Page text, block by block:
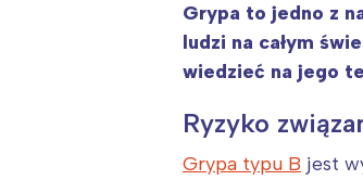
Grypa to jedno z
ludzi na całym
wiedzieć na jego
Ryzyko
Grypa typu B jest